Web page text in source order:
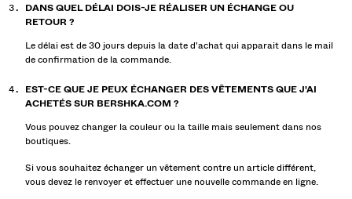
DANS QUEL DÉLAI DOIS-JE RÉALISER UN ÉCHANGE OU
RETOUR ?
Le délai est de 30 jours depuis la date d'achat qui apparait dans le mail
de confirmation de la commande.
EST-CE QUE JE PEUX ÉCHANGER DES VÊTEMENTS QUE J'AI
ACHETÉS SUR BERSHKA.COM ?
Vous pouvez changer la couleur ou la taille mais seulement dans nos
boutiques.
Si vous souhaitez échanger un vêtement contre un article différent,
vous devez le renvoyer et effectuer une nouvelle commande en ligne.